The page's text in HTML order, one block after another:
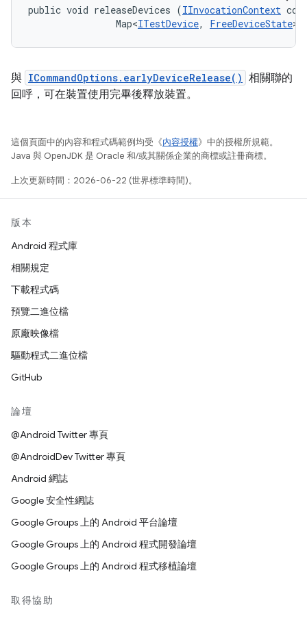
public void releaseDevices (IInvocationContext
                Map<
ITestDevice, FreeDeviceState>
與 ICommandOptions.earlyDeviceRelease() 相關聯的
回呼，可在裝置使用完畢後釋放裝置。
這個頁面中的內容和程式碼範例均受《內容授權》中的授權所規範。
Java 與 OpenJDK 是 Oracle 和/或其關係企業的商標或註冊商標。
上次更新時間：2026-06-22 (世界標準時間)。
版本
Android 程式庫
相關規定
下載程式碼
預覽二進位檔
原廠映像檔
驅動程式二進位檔
GitHub
論壇
@Android Twitter 專頁
@AndroidDev Twitter 專頁
Android 網誌
Google 安全性網誌
Google Groups 上的 Android 平台論壇
Google Groups 上的 Android 程式開發論壇
Google Groups 上的 Android 程式移植論壇
取得協助